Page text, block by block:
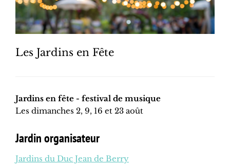
Les Jardins en Fête
Jardins en fête - festival de musique
Les dimanches 2, 9, 16 et 23 août
Jardin organisateur
Jardins du Duc Jean de Berry